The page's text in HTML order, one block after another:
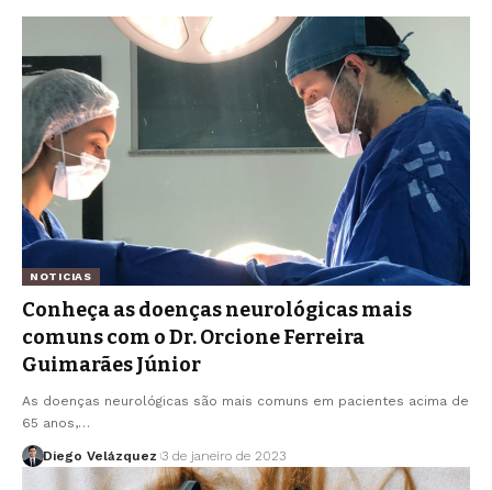
NOTICIAS
Conheça as doenças neurológicas mais
comuns com o Dr. Orcione Ferreira
Guimarães Júnior
As doenças neurológicas são mais comuns em pacientes acima de
65 anos,…
Diego Velázquez 3 de janeiro de 2023